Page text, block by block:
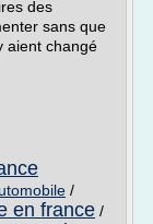
des
sans que
aient changé
/
en france /